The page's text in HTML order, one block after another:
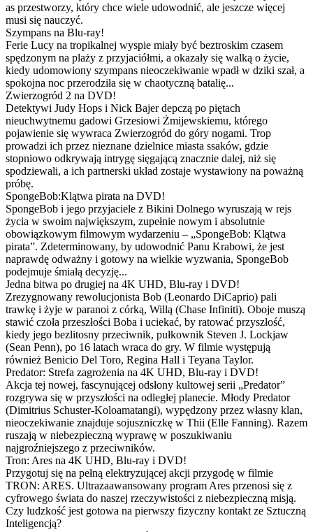
as przestworzy, który chce wiele udowodnić, ale jeszcze więcej
musi się nauczyć.
Szympans na Blu-ray!
Ferie Lucy na tropikalnej wyspie miały być beztroskim czasem
spędzonym na plaży z przyjaciółmi, a okazały się walką o życie,
kiedy udomowiony szympans nieoczekiwanie wpadł w dziki szał, a
spokojna noc przerodziła się w chaotyczną batalię...
Zwierzogród 2 na DVD!
Detektywi Judy Hops i Nick Bajer depczą po piętach
nieuchwytnemu gadowi Grzesiowi Żmijewskiemu, którego
pojawienie się wywraca Zwierzogród do góry nogami. Trop
prowadzi ich przez nieznane dzielnice miasta ssaków, gdzie
stopniowo odkrywają intrygę sięgającą znacznie dalej, niż się
spodziewali, a ich partnerski układ zostaje wystawiony na poważną
próbę.
SpongeBob:Klątwa pirata na DVD!
SpongeBob i jego przyjaciele z Bikini Dolnego wyruszają w rejs
życia w swoim największym, zupełnie nowym i absolutnie
obowiązkowym filmowym wydarzeniu – „SpongeBob: Klątwa
pirata”. Zdeterminowany, by udowodnić Panu Krabowi, że jest
naprawdę odważny i gotowy na wielkie wyzwania, SpongeBob
podejmuje śmiałą decyzję...
Jedna bitwa po drugiej na 4K UHD, Blu-ray i DVD!
Zrezygnowany rewolucjonista Bob (Leonardo DiCaprio) pali
trawkę i żyje w paranoi z córką, Willą (Chase Infiniti). Oboje muszą
stawić czoła przeszłości Boba i uciekać, by ratować przyszłość,
kiedy jego bezlitosny przeciwnik, pułkownik Steven J. Lockjaw
(Sean Penn), po 16 latach wraca do gry. W filmie występują
również Benicio Del Toro, Regina Hall i Teyana Taylor.
Predator: Strefa zagrożenia na 4K UHD, Blu-ray i DVD!
Akcja tej nowej, fascynującej odsłony kultowej serii „Predator”
rozgrywa się w przyszłości na odległej planecie. Młody Predator
(Dimitrius Schuster-Koloamatangi), wypędzony przez własny klan,
nieoczekiwanie znajduje sojuszniczkę w Thii (Elle Fanning). Razem
ruszają w niebezpieczną wyprawę w poszukiwaniu
najgroźniejszego z przeciwników.
Tron: Ares na 4K UHD, Blu-ray i DVD!
Przygotuj się na pełną elektryzującej akcji przygodę w filmie
TRON: ARES. Ultrazaawansowany program Ares przenosi się z
cyfrowego świata do naszej rzeczywistości z niebezpieczną misją.
Czy ludzkość jest gotowa na pierwszy fizyczny kontakt ze Sztuczną
Inteligencją?